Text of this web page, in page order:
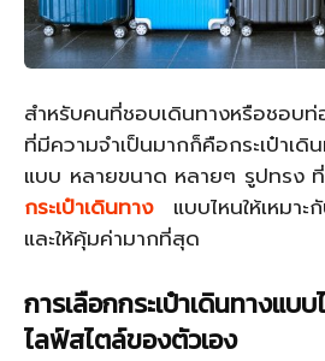
สำหรับคนที่ชอบเดินทางหรือชอบ
ที่มีความจำเป็นมากก็คือกระเป๋าเ
แบบ หลายขนาด หลายๆ รูปทรง ที่
กระเป๋าเดินทางแบบไหนให้เหมาะ
และให้คุ้มค่ามากที่สุด
การเลือกกระเป๋าเดินทางแบบ
ไลฟ์สไตล์ของตัวเอง